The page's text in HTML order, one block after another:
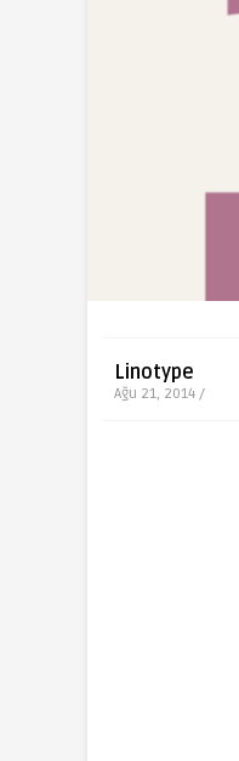
Linotype
Ağu 21, 2014 /